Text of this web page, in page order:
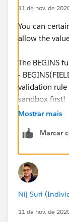
11 de nov. de
You can
allow the
The BEGINS
-
validation
sandbox first!
Mostrar mais
Marcar
Nij Suri
11 de nov. de